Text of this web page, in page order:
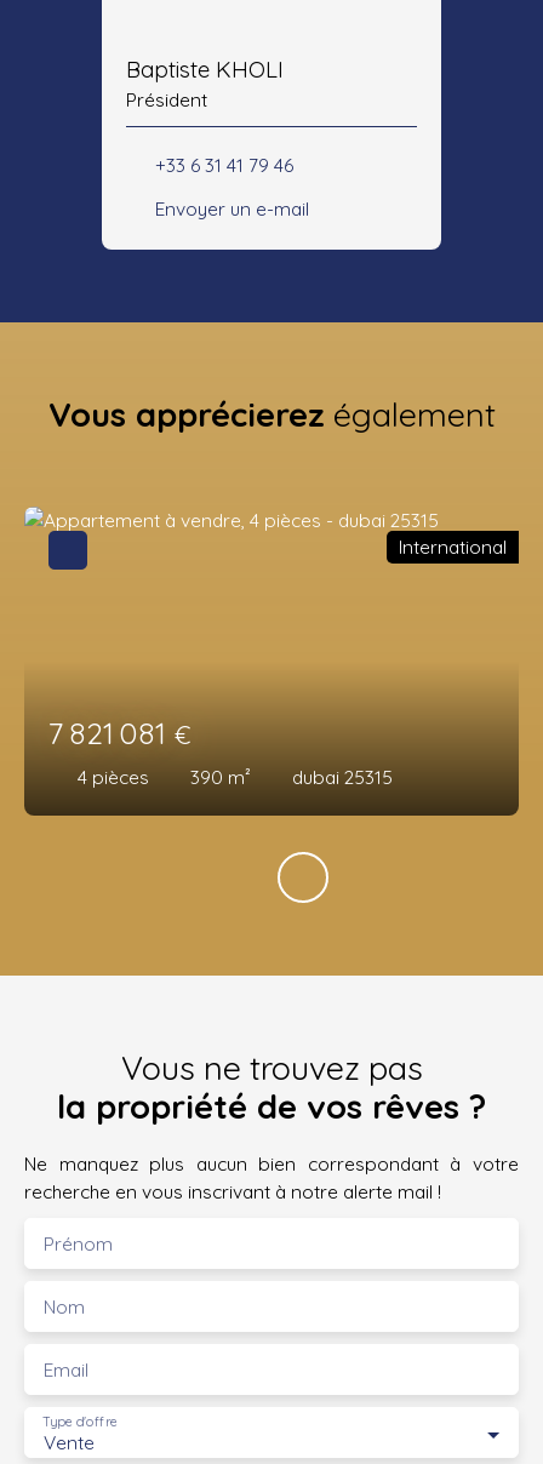
Baptiste KHOLI
Président
+33 6 31 41 79 46
Envoyer un e-mail
Vous apprécierez également
7 821 081 €
4 pièces 390 m² dubai 25315
International
Vous ne trouvez pas
la propriété de vos rêves ?
Ne manquez plus aucun bien correspondant à votre
recherche en vous inscrivant à notre alerte mail !
Prénom
Nom
Email
Vente
Type d'offre